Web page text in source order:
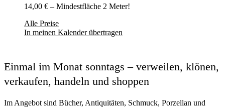
14,00 € – Mindestfläche 2 Meter!
Alle Preise
In meinen Kalender übertragen
Einmal im Monat sonntags – verweilen, klönen,
verkaufen, handeln und shoppen
Im Angebot sind Bücher, Antiquitäten, Schmuck, Porzellan und